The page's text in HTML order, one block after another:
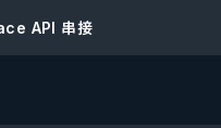
API 串接